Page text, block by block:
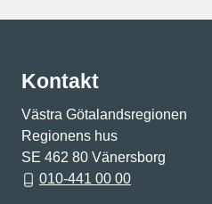
Kontakt
Västra Götalandsregionen
Regionens hus
SE 462 80 Vänersborg
010-441 00 00